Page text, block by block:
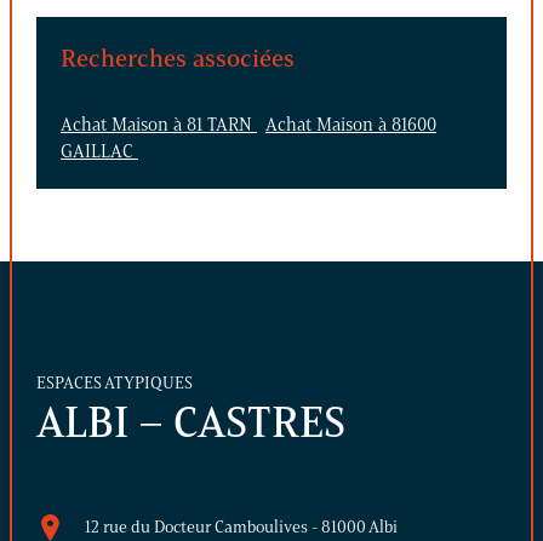
Recherches associées
Achat Maison à 81 TARN
Achat Maison à 81600
GAILLAC
ESPACES ATYPIQUES
ALBI – CASTRES
12 rue du Docteur Camboulives - 81000 Albi